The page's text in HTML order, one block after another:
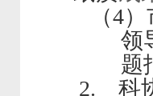
（4
领
题
2.
科